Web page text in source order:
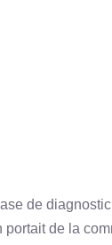
de
portait de la